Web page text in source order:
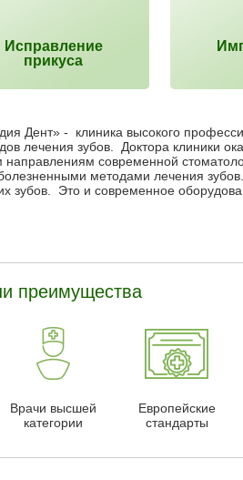
Исправление
прикуса
Дент» - клиника высокого
лечения зубов. Доктора клиники
современной
методами лечения
зубов. Это и современное
преимущества
Врачи высшей
категории
Европейские
стандарты